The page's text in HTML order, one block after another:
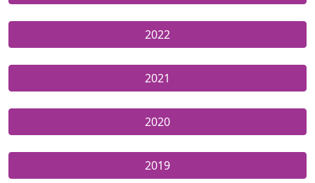
2022
2021
2020
2019